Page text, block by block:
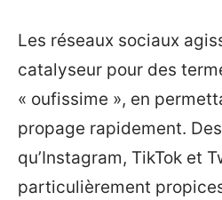
Les réseaux sociaux
catalyseur pour des
« oufissime », en
propage rapidement.
qu’Instagram, TikTok et
particulièrement